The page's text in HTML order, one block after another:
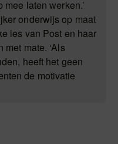
laten werken.’
onderwijs op maat
les van Post en haar
mate. ‘Als
heeft het geen
de motivatie